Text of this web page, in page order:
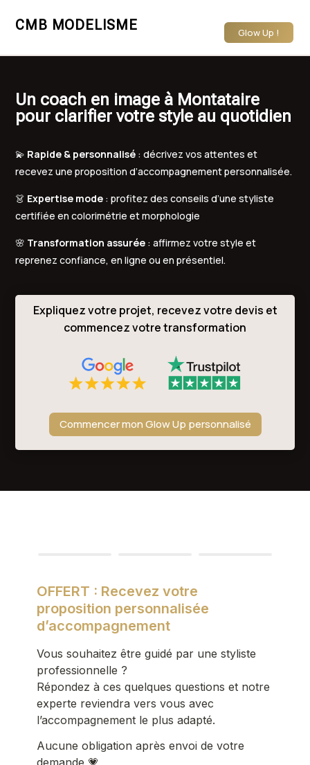
CMB MODELISME Glow Up !
Un coach en image à Montataire
pour clarifier votre style au quotidien
💫 Rapide & personnalisé : décrivez vos attentes et
recevez une proposition d’accompagnement personnalisée.
👗 Expertise mode : profitez des conseils d’une styliste
certifiée en colorimétrie et morphologie
🌸 Transformation assurée : affirmez votre style et
reprenez confiance, en ligne ou en présentiel.
Expliquez votre projet, recevez votre devis et
commencez votre transformation
Commencer mon Glow Up personnalisé